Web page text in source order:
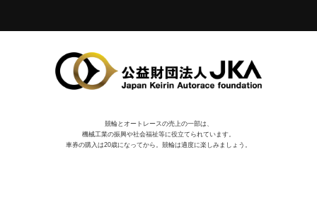
競輪とオートレースの売上の一部は、
機械⼯業の振興や社会福祉等に役⽴てられています。
車券の購入は20歳になってから。競輪は適度に楽しみましょう。